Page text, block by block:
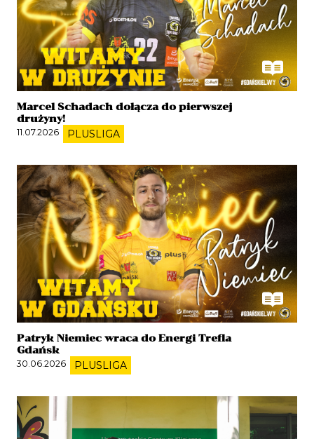
Marcel Schadach dołącza do pierwszej
drużyny!
11.07.2026 PLUSLIGA
Patryk Niemiec wraca do Energi Trefla
Gdańsk
30.06.2026 PLUSLIGA